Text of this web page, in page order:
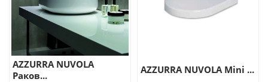
AZZURRA NUVOLA
Раков...
AZZURRA NUVOLA Mini ...